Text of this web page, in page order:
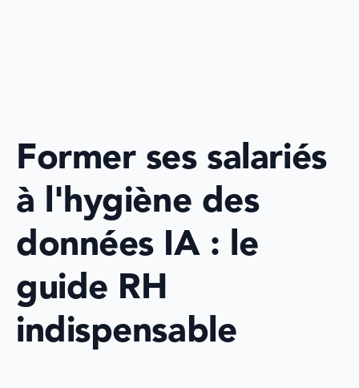
Former ses salariés
à l'hygiène des
données IA : le
guide RH
indispensable